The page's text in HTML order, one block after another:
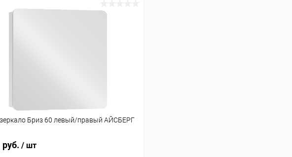
Бриз 60 левый/правый АЙСБЕРГ
руб. / шт